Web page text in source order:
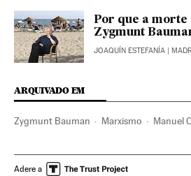
Por que a morte
Zygmunt
JOAQUÍN ESTEFANÍA |
ARQUIVADO EM
Zygmunt Bauman Marxismo Manuel
Ciências sociais Ideologias
Adere a